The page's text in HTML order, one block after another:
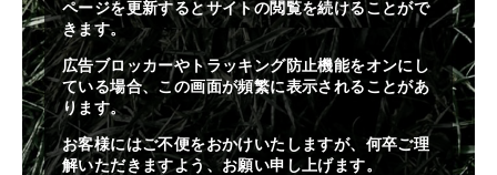
ページを更新するとサイトの閲覧を続けることがで
きます。
広告ブロッカーやトラッキング防止機能をオンにし
ている場合、この画面が頻繁に表示されることがあ
ります。
お客様にはご不便をおかけいたしますが、何卒ご理
解いただきますよう、お願い申し上げます。